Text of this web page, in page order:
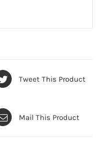
Tweet This Product
Mail This Product